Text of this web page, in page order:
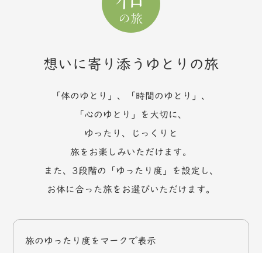
想いに寄り添うゆとりの旅
「体のゆとり」、「時間のゆとり」、
「心のゆとり」を大切に、
ゆったり、じっくりと
旅をお楽しみいただけます。
また、3段階の「ゆったり度」を設定し、
お体に合った旅をお選びいただけます。
旅のゆったり度をマークで表示